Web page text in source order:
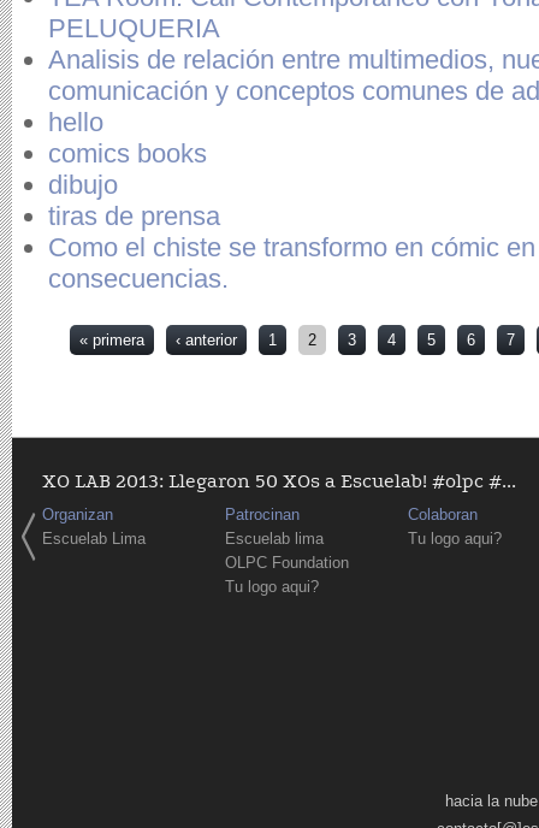
PELUQUERIA
Analisis de relación entre multimedios,
comunicación y conceptos comunes de
hello
comics books
dibujo
tiras de prensa
Como el chiste se transformo en cómic
consecuencias.
Páginas
« primera ‹ anterior 1 2 3 4 5 6 7
XO LAB 2013: Llegaron 50 XOs a Escuelab! #olpc #...
Organizan
Escuelab Lima
Patrocinan
Escuelab lima
OLPC Foundation
Tu logo aqui?
Colaboran
Tu logo aqui?
hacia la